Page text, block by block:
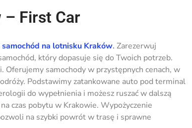
– First Car
na lotnisku Kraków. Zarezerwuj
który dopasuje się do Twoich potrzeb.
Oferujemy samochody w przystępnych cenach, w
Podstawimy zatankowane auto pod terminal
do wypełnienia i możesz ruszać w dalszą
na czas pobytu w Krakowie. Wypożyczenie
na szybki powrót w trasę i sprawne